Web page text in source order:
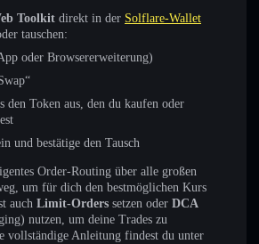
Toolkit direkt in der Solflare-Wallet
tauschen:
oder Browsererweiterung)
den Token aus, den du kaufen oder
und bestätige den Tausch
Order-Routing über alle großen
um für dich den bestmöglichen Kurs
auch Limit-Orders setzen oder DCA
nutzen, um deine Trades zu
vollständige Anleitung findest du unter